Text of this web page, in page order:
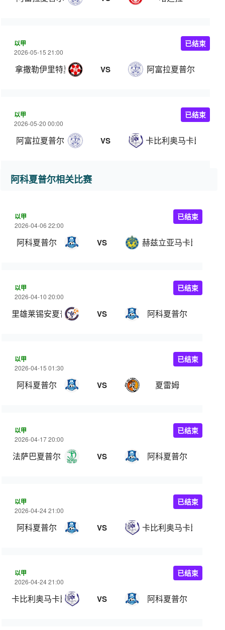
以甲
2026-05-15 21:00
拿撒勒伊里特夏普尔 VS 阿富拉夏普尔
已结束
以甲
2026-05-20 00:00
阿富拉夏普尔 VS 卡比利奥马卡比
已结束
阿科夏普尔相关比赛
以甲
2026-04-06 22:00
阿科夏普尔 VS 赫兹立亚马卡比
已结束
以甲
2026-04-10 20:00
里雄莱锡安夏普尔 VS 阿科夏普尔
已结束
以甲
2026-04-15 01:30
阿科夏普尔 VS 夏雷姆
已结束
以甲
2026-04-17 20:00
法萨巴夏普尔 VS 阿科夏普尔
已结束
以甲
2026-04-24 21:00
阿科夏普尔 VS 卡比利奥马卡比
已结束
以甲
2026-04-24 21:00
卡比利奥马卡比 VS 阿科夏普尔
已结束